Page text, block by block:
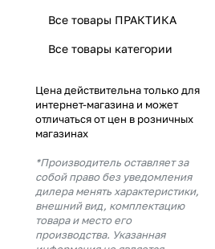
Все товары ПРАКТИКА
Все товары категории
Цена действительна только для
интернет-магазина и может
отличаться от цен в розничных
магазинах
*Производитель оставляет за
собой право без уведомления
дилера менять характеристики,
внешний вид, комплектацию
товара и место его
производства. Указанная
% будут
с вашей карты